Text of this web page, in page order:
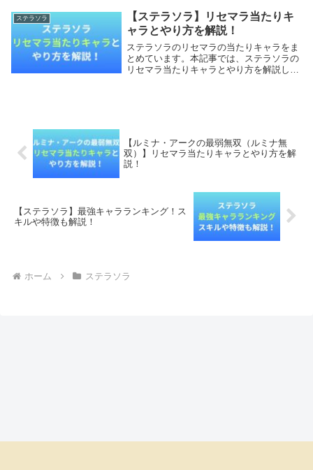
関連記事ステラソラ最強キャラランキン
グ！ステラソラ...
ステラソラ
【ステラソラ】リセマラ当たりキ
ャラとやり方を解説！
ステラソラのリセマラの当たりキャラをま
とめています。本記事では、ステラソラの
リセマラ当たりキャラとやり方を解説して
【ルミナ・アークの最弱無双（ルミナ無
双）】リセマラ当たりキャラとやり方を解
説！
【ステラソラ】最強キャラランキング！ス
キルや特徴も解説！
ホーム ステラソラ